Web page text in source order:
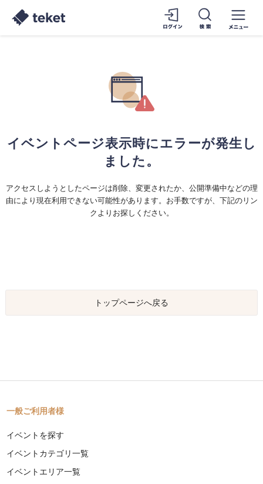
イベントページ表示時にエラーが発生し
ました。
アクセスしようとしたページは削除、変更されたか、公開準備中などの理
由により現在利用できない可能性があります。お手数ですが、下記のリン
クよりお探しください。
トップページへ戻る
一般ご利用者様
イベントを探す
イベントカテゴリ一覧
イベントエリア一覧